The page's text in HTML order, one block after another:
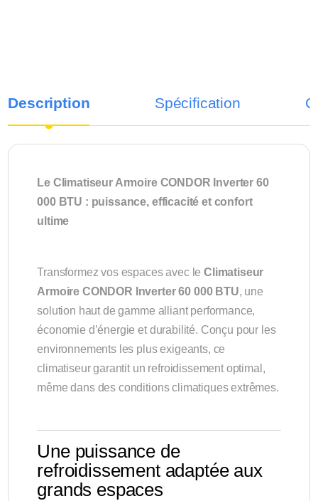
Description Spécification
Le Climatiseur Armoire CONDOR Inverter 60
000 BTU : puissance, efficacité et confort
ultime
Transformez vos espaces avec leClimatiseur
Armoire CONDOR Inverter 60 000 BTU, une
solution haut de gamme alliant performance,
économie d’énergie et durabilité. Conçu pour les
environnements les plus exigeants, ce
climatiseur garantit un refroidissement optimal,
même dans des conditions climatiques extrêmes.
Une puissance de
refroidissement adaptée aux
grands espaces